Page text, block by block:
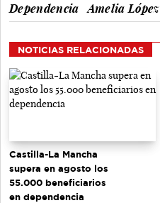
Dependencia
Amelia López
NOTICIAS RELACIONADAS
Castilla-La Mancha
supera en agosto los
55.000 beneficiarios
en dependencia